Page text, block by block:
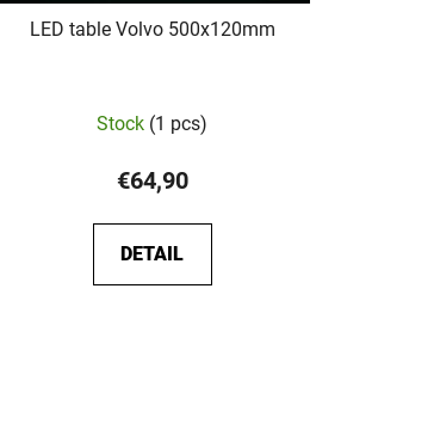
LED table Volvo 500x120mm
Stock (1 pcs)
€64,90
DETAIL